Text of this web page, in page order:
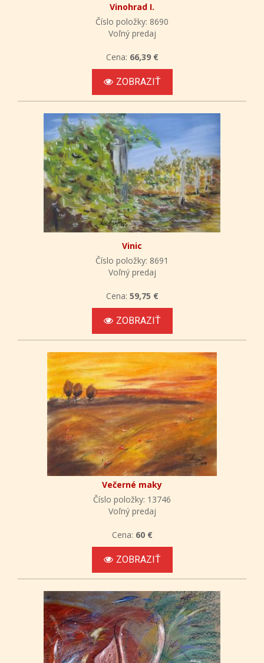
Vinohrad I.
Číslo položky: 8690
Voľný predaj
Cena: 66,39 €
ZOBRAZIŤ
Vinic
Číslo položky: 8691
Voľný predaj
Cena: 59,75 €
ZOBRAZIŤ
Večerné maky
Číslo položky: 13746
Voľný predaj
Cena: 60 €
ZOBRAZIŤ